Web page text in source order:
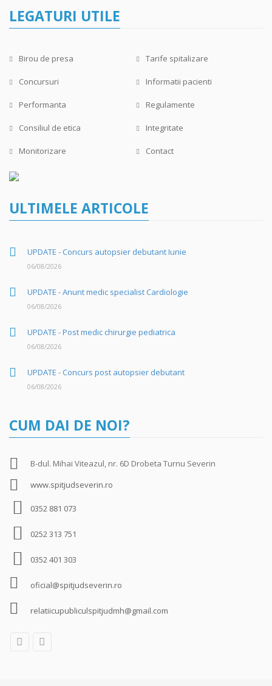
LEGATURI UTILE
Birou de presa Tarife spitalizare
Concursuri Informatii pacienti
Performanta Regulamente
Consiliul de etica Integritate
Monitorizare Contact
ULTIMELE ARTICOLE
UPDATE - Concurs autopsier debutant Iunie
06/08/2026
UPDATE - Anunt medic specialist Cardiologie
06/08/2026
UPDATE - Post medic chirurgie pediatrica
06/08/2026
UPDATE - Concurs post autopsier debutant
06/08/2026
CUM DAI DE NOI?
B-dul. Mihai Viteazul, nr. 6D Drobeta Turnu Severin
www.spitjudseverin.ro
0352 881 073
0252 313 751
0352 401 303
oficial@spitjudseverin.ro
relatiicupubliculspitjudmh@gmail.com